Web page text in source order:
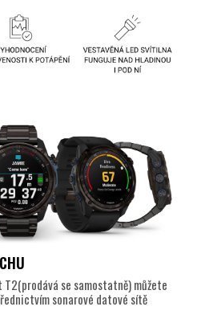
T2(prodává se samostatně) můžete
sonarové datové sítě